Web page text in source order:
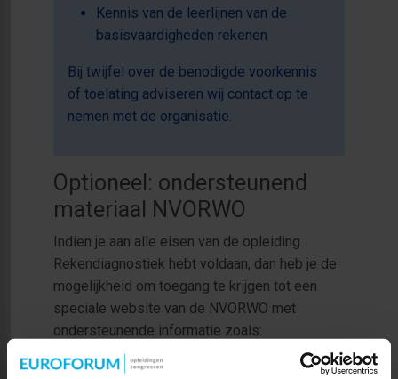
Kennis van de leerlijnen van de
basisvaardigheden rekenen
Bij twijfel over de benodigde voorkennis
of toelating adviseren wij contact op te
nemen met de organisatie.
Optioneel: ondersteunend
materiaal NVORWO
Indien je aan alle eisen van de opleiding
Rekendiagnostiek hebt voldaan, dan heb je de
mogelijkheid om toegang te krijgen tot een
speciale website van de NVORWO met
ondersteunende informatie zoals:
Onderzoeksmateriaal